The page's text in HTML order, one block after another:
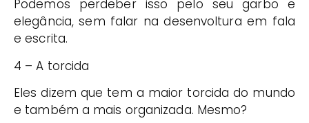
Podemos perdeber isso pelo seu garbo e
elegância, sem falar na desenvoltura em fala
e escrita.
4 – A torcida
Eles dizem que tem a maior torcida do mundo
e também a mais organizada. Mesmo?